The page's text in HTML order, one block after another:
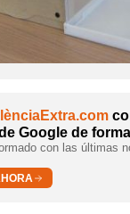
Google de
con las últimas